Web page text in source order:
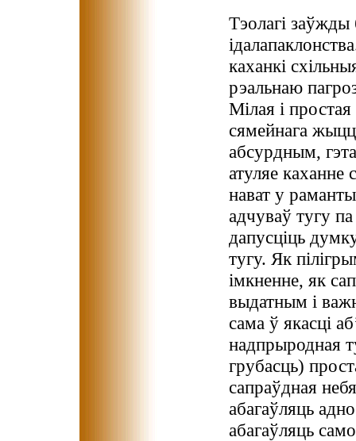
Тэолагі заўжды
каханкі
рэальнаю
Мілая і
сямейнага
абсурдным,
атуляе
нават у
адчуваў тугу
дапусціць
тугу. Як
імкненне, як
выдатным і
сама ў якасці
надпрыродная
грубасць)
сапраўдная
абагаўляць
абагаўляць